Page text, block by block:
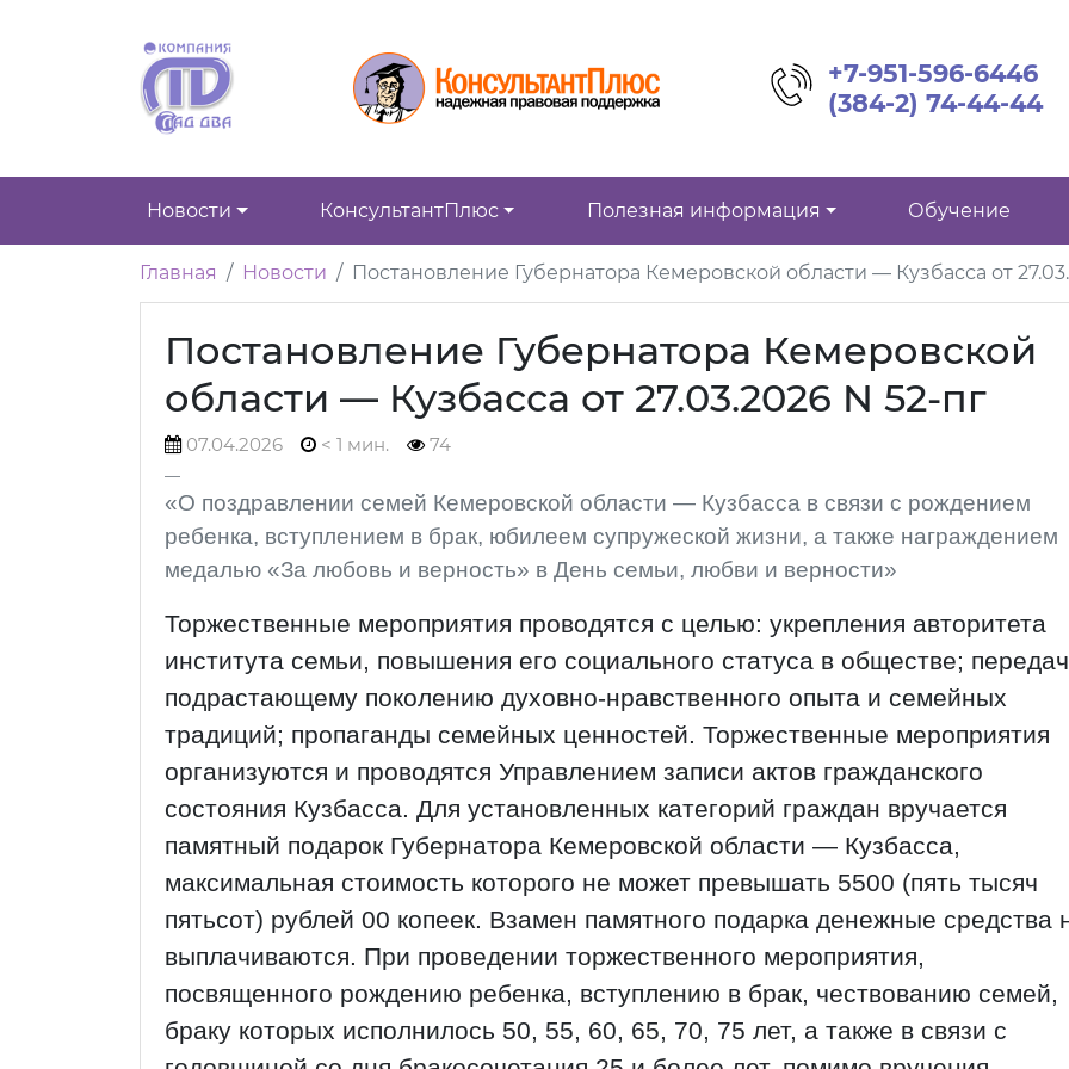
+7-951-596-6446
(384-2) 74-44-44
Новости КонсультантПлюс Полезная информация Обучение
Главная Новости Постановление Губернатора Кемеровской области — Кузбасса от
Постановление Губернатора Кемеровской
области — Кузбасса от 27.03.2026 N 52-пг
07.04.2026 < 1 мин. 74
«О поздравлении семей Кемеровской области — Кузбасса в связи с рождением
ребенка, вступлением в брак, юбилеем супружеской жизни, а также награждением
медалью «За любовь и верность» в День семьи, любви и верности»
Торжественные мероприятия проводятся с целью: укрепления авторитета
института семьи, повышения его социального статуса в обществе;
подрастающему поколению духовно-нравственного опыта и семейных
традиций; пропаганды семейных ценностей. Торжественные мероприятия
организуются и проводятся Управлением записи актов гражданского
состояния Кузбасса. Для установленных категорий граждан вручается
памятный подарок Губернатора Кемеровской области — Кузбасса,
максимальная стоимость которого не может превышать 5500 (пять тысяч
пятьсот) рублей 00 копеек. Взамен памятного подарка денежные средства
выплачиваются. При проведении торжественного мероприятия,
посвященного рождению ребенка, вступлению в брак, чествованию семей,
браку которых исполнилось 50, 55, 60, 65, 70, 75 лет, а также в связи с